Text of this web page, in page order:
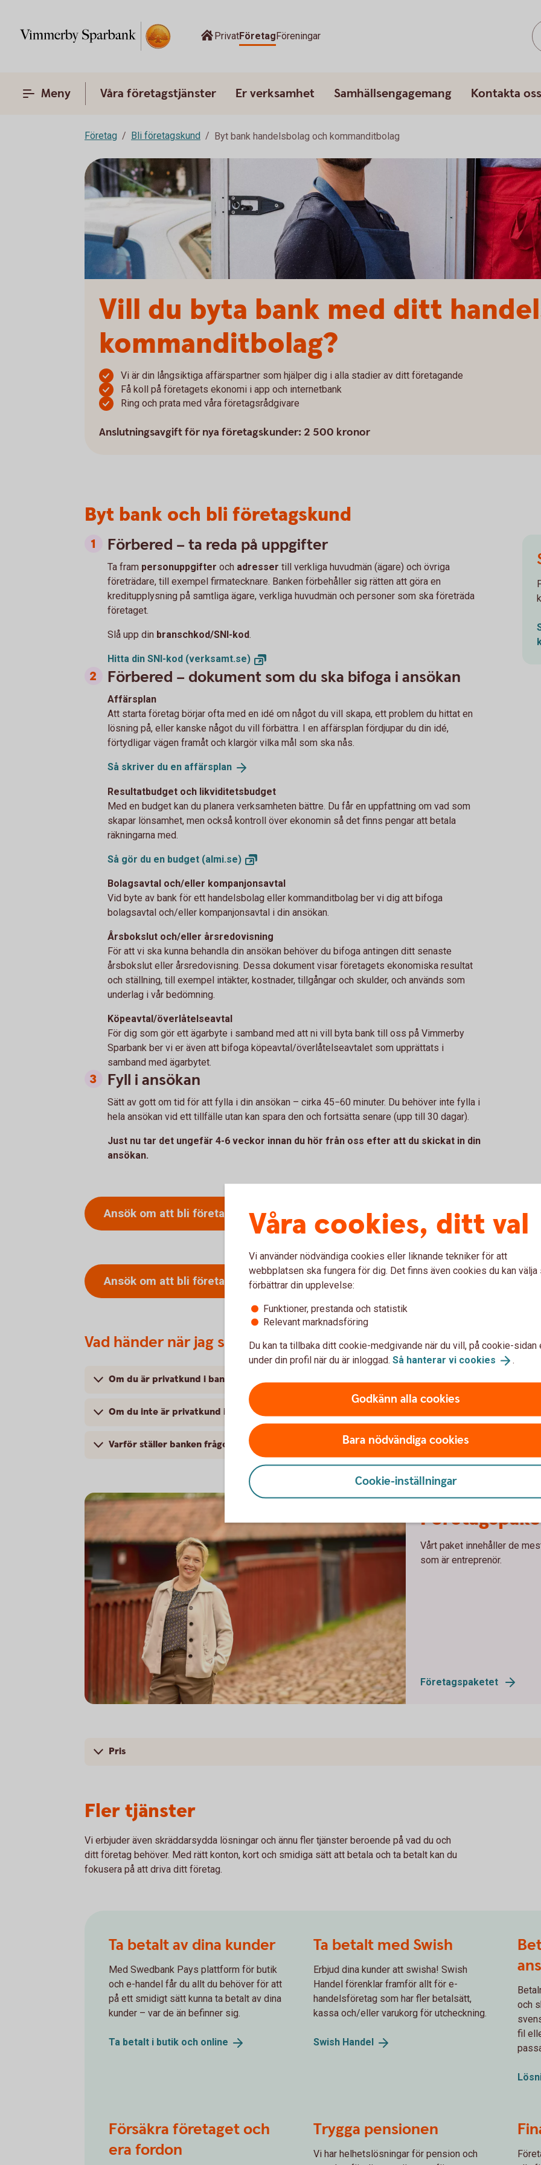
PrivatFöretagFöreningar
Meny Våra företagstjänster Er verksamhet Samhällsengagemang Kontakta oss
Företag Bli företagskund Byt bank handelsbolag och kommanditbolag
Vill du byta bank med ditt
kommanditbolag?
Vi är din långsiktiga affärspartner som hjälper dig i alla stadier av ditt företagande
Få koll på företagets ekonomi i app och internetbank
Ring och prata med våra företagsrådgivare
Anslutningsavgift för nya företagskunder: 2 500 kronor
Byt bank och bli företagskund
Förbered – ta reda på uppgifter
Ta fram personuppgifter och adresser till verkliga huvudmän (ägare) och övriga
företrädare, till exempel firmatecknare. Banken förbehåller sig rätten att göra en
kreditupplysning på samtliga ägare, verkliga huvudmän och personer som ska företräda
företaget.
Slå upp din branschkod/SNI-kod.
Hitta din SNI-kod (verksamt.se)
Förbered – dokument som du ska bifoga i ansökan
Affärsplan
Att starta företag börjar ofta med en idé om något du vill skapa, ett problem du hittat en
lösning på, eller kanske något du vill förbättra. I en affärsplan fördjupar du din idé,
förtydligar vägen framåt och klargör vilka mål som ska nås.
Så skriver du en affärsplan
Resultatbudget och likviditetsbudget
Med en budget kan du planera verksamheten bättre. Du får en uppfattning om vad som
skapar lönsamhet, men också kontroll över ekonomin så det finns pengar att betala
räkningarna med.
Så gör du en budget (almi.se)
Bolagsavtal och/eller kompanjonsavtal
Vid byte av bank för ett handelsbolag eller kommanditbolag ber vi dig att bifoga
bolagsavtal och/eller kompanjonsavtal i din ansökan.
Årsbokslut och/eller årsredovisning
För att vi ska kunna behandla din ansökan behöver du bifoga antingen ditt senaste
årsbokslut eller årsredovisning. Dessa dokument visar företagets ekonomiska resultat
och ställning, till exempel intäkter, kostnader, tillgångar och skulder, och används som
underlag i vår bedömning.
Köpeavtal/överlåtelseavtal
För dig som gör ett ägarbyte i samband med att ni vill byta bank till oss på Vimmerby
Sparbank ber vi er även att bifoga köpeavtal/överlåtelseavtalet som upprättats i
samband med ägarbytet.
Fyll i ansökan
Sätt av gott om tid för att fylla i din ansökan – cirka 45−60 minuter. Du behöver inte fylla i
hela ansökan vid ett tillfälle utan kan spara den och fortsätta senare (upp till 30 dagar).
Just nu tar det ungefär 4-6 veckor innan du hör från oss efter att du skickat in din
ansökan.
Ansök om att bli företagskund med ditt handelsbolag
Ansök om att bli företagskund med dittkommanditbolag
Vad händer när jag skickat in min ansökan ?
Om du är privatkund i banken
Om du inte är privatkund i banken
Varför ställer banken frågor om ditt företag?
Vårt paket innehåller de
som är entreprenör.
Företagspaketet
Pris
Fler tjänster
Vi erbjuder även skräddarsydda lösningar och ännu fler tjänster beroende på vad du och
ditt företag behöver. Med rätt konton, kort och smidiga sätt att betala och ta betalt kan du
fokusera på att driva ditt företag.
Ta betalt av dina kunder
Med Swedbank Pays plattform för butik
och e-handel får du allt du behöver för att
på ett smidigt sätt kunna ta betalt av dina
kunder – var de än befinner sig.
Ta betalt i butik och online
Ta betalt med Swish
Erbjud dina kunder att swisha! Swish
Handel förenklar framför allt för e-
handelsföretag som har fler betalsätt,
kassa och/eller varukorg för utcheckning.
Swish Handel
och
fil
Försäkra företaget och
era fordon
Trygga pensionen
Vi har helhetslösningar för pension och
Våra cookies, ditt val
Vi använder nödvändiga cookies eller liknande tekniker för att
webbplatsen ska fungera för dig. Det finns även cookies du kan välja
förbättrar din upplevelse:
Funktioner, prestanda och statistik
Relevant marknadsföring
Du kan ta tillbaka ditt cookie-medgivande när du vill, på cookie-sidan
under din profil när du är inloggad. Så hanterar vi cookies .
Godkänn alla cookies
Bara nödvändiga cookies
Cookie-inställningar